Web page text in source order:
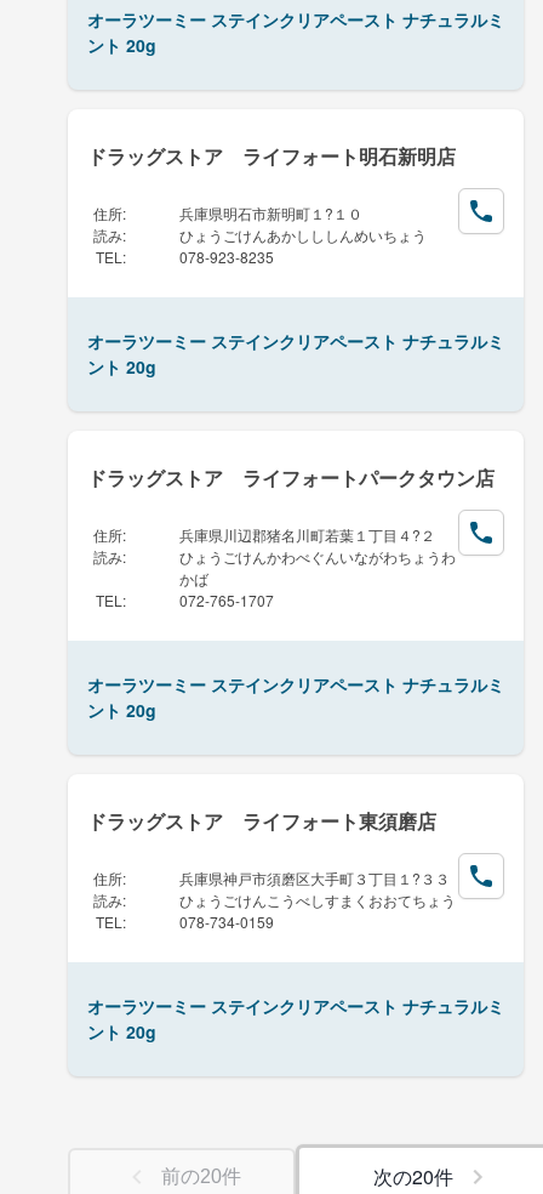
オーラツーミー ステインクリアペースト ナチュラルミ
ント 20g
ドラッグストア ライフォート明石新明店
住所:
兵庫県明石市新明町１?１０
読み:
ひょうごけんあかしししんめいちょう
TEL : 078-923-8235
オーラツーミー ステインクリアペースト ナチュラルミ
ント 20g
ドラッグストア ライフォートパークタウン店
住所:
兵庫県川辺郡猪名川町若葉１丁目４?２
読み:
ひょうごけんかわべぐんいながわちょうわ
かば
TEL : 072-765-1707
オーラツーミー ステインクリアペースト ナチュラルミ
ント 20g
ドラッグストア ライフォート東須磨店
住所:
兵庫県神戸市須磨区大手町３丁目１?３３
読み:
ひょうごけんこうべしすまくおおてちょう
TEL : 078-734-0159
オーラツーミー ステインクリアペースト ナチュラルミ
ント 20g
前の20件 次の20件